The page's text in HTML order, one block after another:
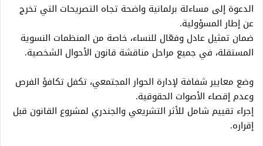
الدعوة إلى مساءلة برلمانية واضحة تجاه التصريحات التي تخرج
عن إطار المسؤولية.
ضمان تمثيل عادل وفعّال للنساء، خاصة من المنظمات النسوية
المستقلة، في جميع مراحل مناقشة قانون الأحوال الشخصية.
وضع معايير شفافة لإدارة الحوار المجتمعي، تكفل تكافؤ الفرص
وعدم إقصاء الأصوات الحقوقية.
إجراء تقييم شامل للأثر التشريعي والجندري لمشروع القانون قبل
إقراره.